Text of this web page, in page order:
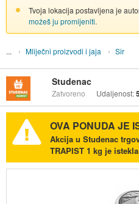
Tvoja lokacija postavljena je
možeš ju promijeniti.
Mliječni proizvodi i jaja Sir
Studenac
Zatvoreno Udaljenost:
OVA PONUDA JE
Akcija u Studenac
TRAPIST 1 kg je